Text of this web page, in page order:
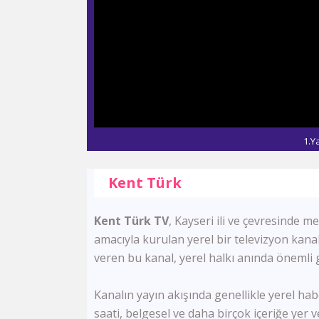
Kent Türk
Kent Türk TV, Kayseri ili ve çevresinde
amacıyla kurulan yerel bir televizyon
veren bu kanal, yerel halkı anında
Kanalın yayın akışında genellikle yerel
saati, belgesel ve daha birçok içeriğe yer